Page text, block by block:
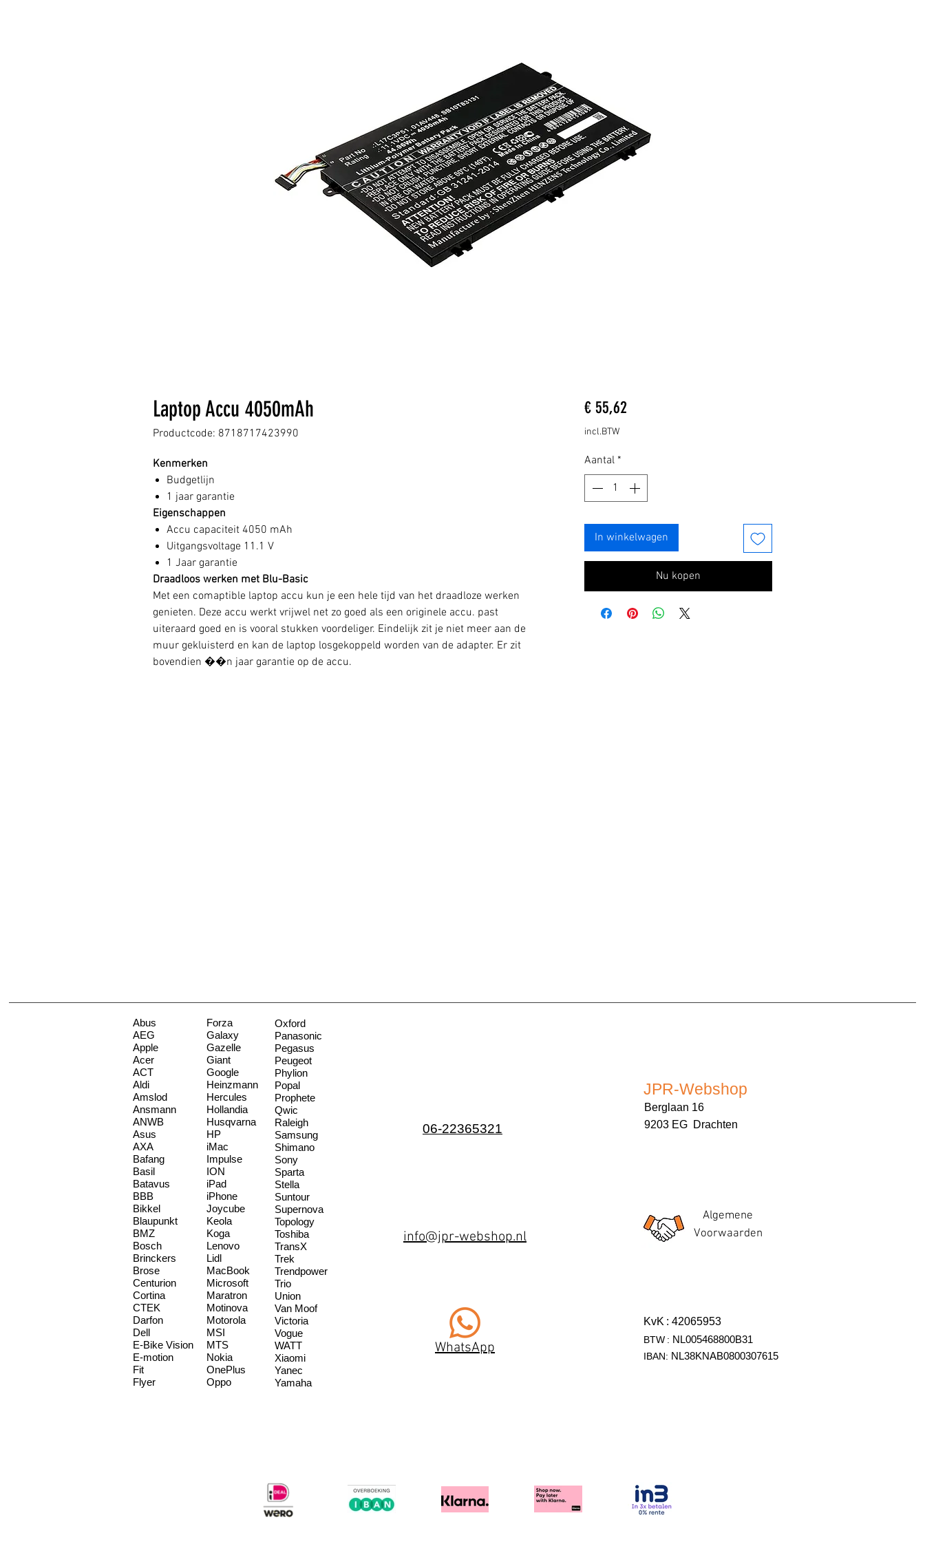
Laptop Accu 4050mAh
Productcode: 8718717423990
Kenmerken
Budgetlijn
1 jaar garantie
Eigenschappen
Accu capaciteit 4050 mAh
Uitgangsvoltage 11.1 V
1 Jaar garantie
Draadloos werken met Blu-Basic
Met een comaptible laptop accu kun je een hele tijd van het draadloze werken
genieten. Deze accu werkt vrijwel net zo goed als een originele accu. past
uiteraard goed en is vooral stukken voordeliger. Eindelijk zit je niet meer aan de
muur gekluisterd en kan de laptop losgekoppeld worden van de adapter. Er zit
bovendien ��n jaar garantie op de accu.
€ 55,62Prijs
incl.BTW
Aantal *
In winkelwagen
Nu kopen
Abus
AEG
Apple
Acer
ACT
Aldi
Amslod
Ansmann
ANWB
Asus
AXA
Bafang
Basil
Batavus
BBB
Bikkel
Blaupunkt
BMZ
Bosch
Brinckers
Brose
Centurion
Cortina
CTEK
Darfon
Dell
E-Bike Vision
E-motion
Fit
Flyer
Forza
Galaxy
Gazelle
Giant
Google
Heinzmann
Hercules
Hollandia
Husqvarna
HP
iMac
Impulse
ION
iPad
iPhone
Joycube
Keola
Koga
Lenovo
Lidl
MacBook
Microsoft
Maratron
Motinova
Motorola
MSI
MTS
Nokia
OnePlus
Oppo
Oxford
Panasonic
Pegasus
Peugeot
Phylion
Popal
Prophete
Qwic
Raleigh
Samsung
Shimano
Sony
Sparta
Stella
Suntour
Supernova
Topology
Toshiba
TransX
Trek
Trendpower
Trio
Union
Van Moof
Victoria
Vogue
WATT
Xiaomi
Yanec
Yamaha
06-22365321
info@jpr-webshop.nl
WhatsApp
JPR-Webshop
Berglaan 16
9203 EG Drachten
Algemene
Voorwaarden
KvK : 42065953
BTW : NL005468800B31
IBAN: NL38KNAB0800307615